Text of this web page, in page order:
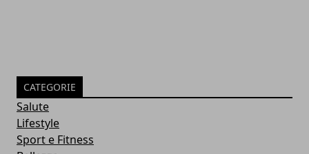
CATEGORIE
Salute
Lifestyle
Sport e Fitness